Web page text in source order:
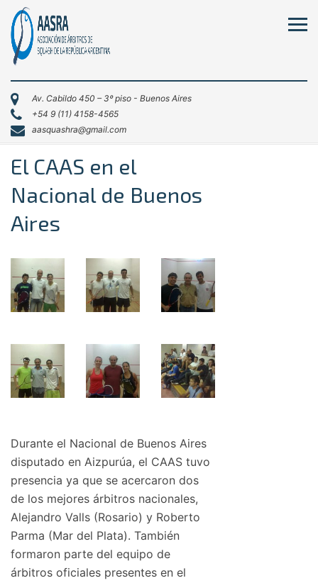
Av. Cabildo 450 – 3º piso - Buenos Aires
+54 9 (11) 4158-4565
aasquashra@gmail.com
El CAAS en el
Nacional de Buenos
Aires
Durante el Nacional de Buenos Aires
disputado en Aizpurúa, el CAAS tuvo
presencia ya que se acercaron dos
de los mejores árbitros nacionales,
Alejandro Valls (Rosario) y Roberto
Parma (Mar del Plata). También
formaron parte del equipo de
árbitros oficiales presentes en el